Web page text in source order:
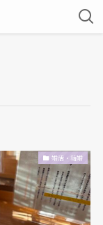
婚活・結婚